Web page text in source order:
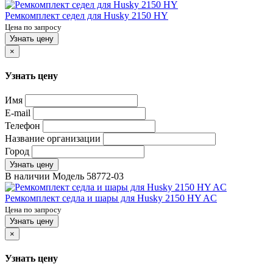
Ремкомплект седел для Husky 2150 HY
Цена по запросу
Узнать цену
×
Узнать цену
Имя
E-mail
Телефон
Название организации
Город
Узнать цену
В наличии Модель 58772-03
Ремкомплект седла и шары для Husky 2150 HY AC
Цена по запросу
Узнать цену
×
Узнать цену